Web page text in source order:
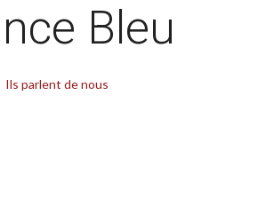
Bleu
Ils parlent de nous